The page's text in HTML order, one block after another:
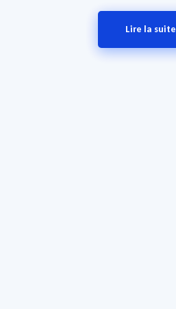
Lire la suite